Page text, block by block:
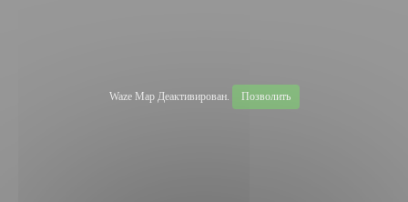
Waze Map Деактивирован. Позволить